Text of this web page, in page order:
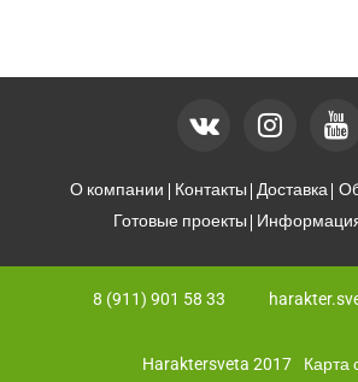
О компании Контакты Доставка
Готовые проекты
8 (911) 901 58 33
Haraktersveta 2017 Карта